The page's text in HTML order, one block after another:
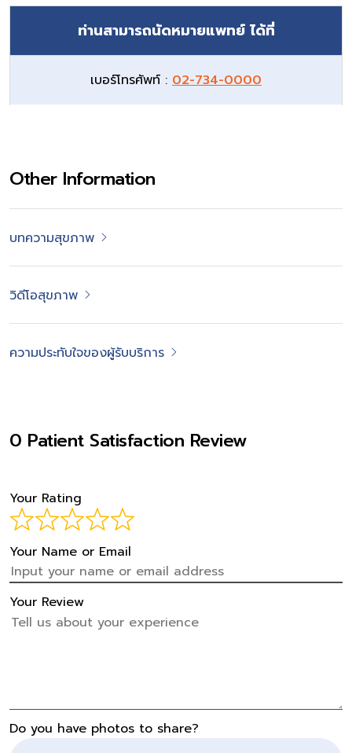
ท่านสามารถนัดหมายแพทย์ ได้ที่
เบอร์โทรศัพท์ : 02-734-0000
Other Information
บทความสุขภาพ
วิดีโอสุขภาพ
ความประทับใจของผู้รับบริการ
0 Patient Satisfaction Review
Your Rating
Your Name or Email
Your Review
Do you have photos to share?